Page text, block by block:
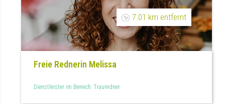
7.01 km entfernt
Freie Rednerin Melissa
Dienstleister im Bereich: Trauredner